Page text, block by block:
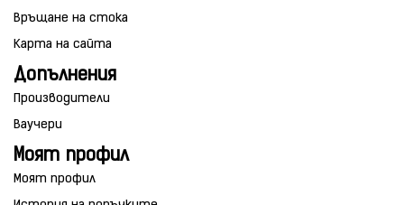
Връщане на стока
Карта на сайта
Допълнения
Производители
Ваучери
Моят профил
Моят профил